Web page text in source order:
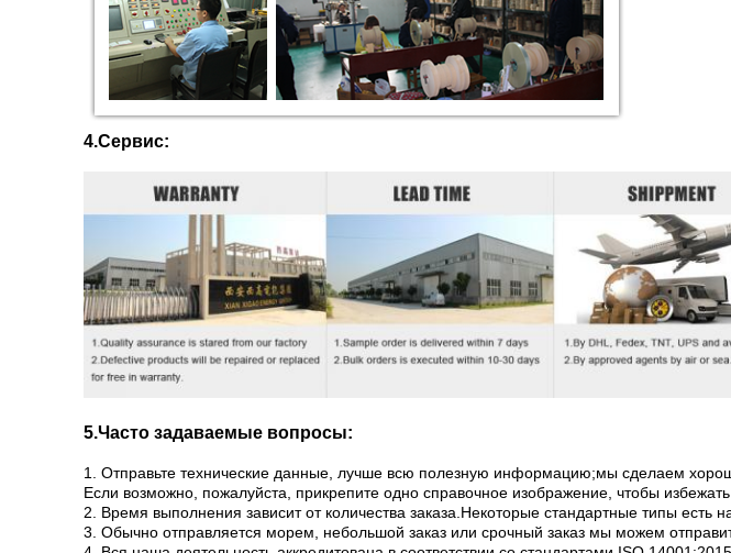
4.Сервис:
5.Часто задаваемые вопросы:
1. Отправьте технические данные, лучше всю полезную информацию;мы сделаем
Если возможно, пожалуйста, прикрепите одно справочное изображение, чтобы
2. Время выполнения зависит от количества заказа.Некоторые стандартные типы есть
3. Обычно отправляется морем, небольшой заказ или срочный заказ мы можем